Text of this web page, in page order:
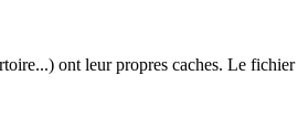
ont leur propres caches. Le fichier